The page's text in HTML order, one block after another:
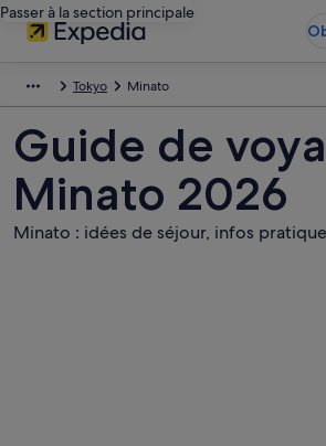
Passer à la section principale
Tokyo Minato
Guide de
Minato 2026
Minato : idées de séjour, infos